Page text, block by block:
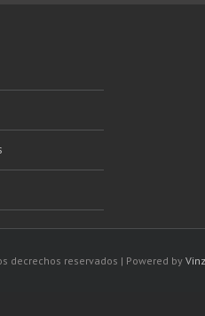
decrechos reservados | Powered by